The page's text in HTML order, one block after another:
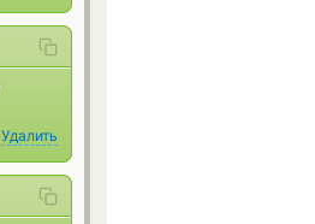
Удалить